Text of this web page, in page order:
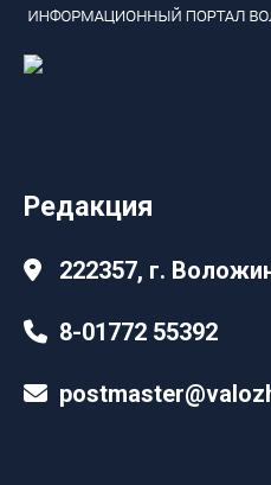
Редакция
222357, г.
8-01772 55392